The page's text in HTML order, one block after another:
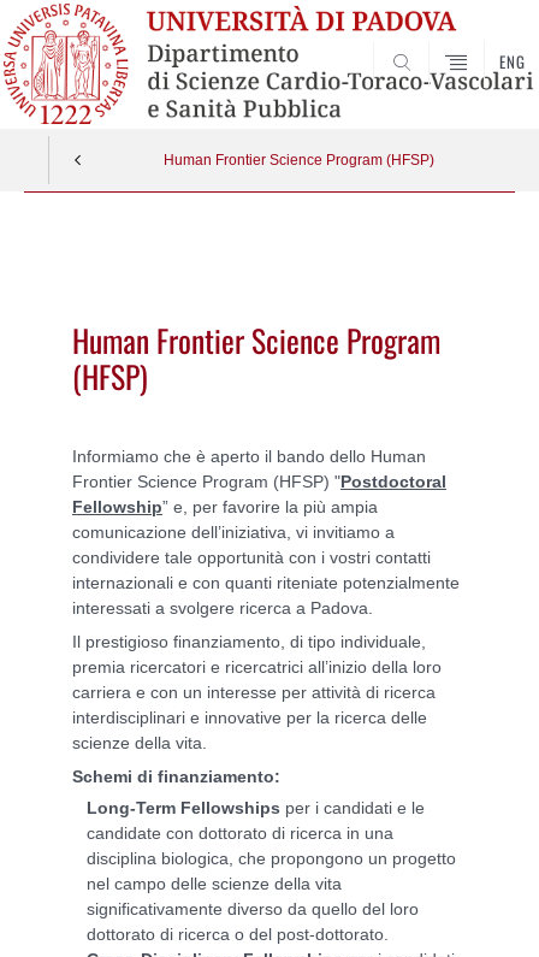
SEARCH
ENG
Human Frontier Science Program (HFSP)
Human Frontier Science Program
(HFSP)
Informiamo che è aperto il bando dello Human
Frontier Science Program (HFSP) "Postdoctoral
Fellowship” e, per favorire la più ampia
comunicazione dell’iniziativa, vi invitiamo a
condividere tale opportunità con i vostri contatti
internazionali e con quanti riteniate potenzialmente
interessati a svolgere ricerca a Padova.
Il prestigioso finanziamento, di tipo individuale,
premia ricercatori e ricercatrici all’inizio della loro
carriera e con un interesse per attività di ricerca
interdisciplinari e innovative per la ricerca delle
scienze della vita.
Schemi di finanziamento:
Long-Term Fellowships per i candidati e le
candidate con dottorato di ricerca in una
disciplina biologica, che propongono un progetto
nel campo delle scienze della vita
significativamente diverso da quello del loro
dottorato di ricerca o del post-dottorato.